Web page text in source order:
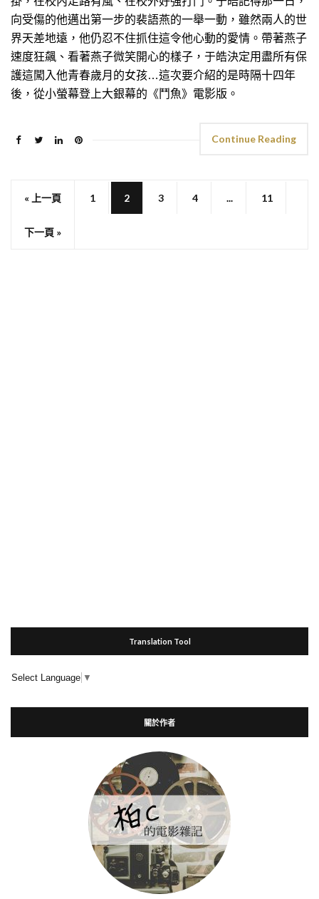
向受傷的他邁出第一步的裴語燕的一舉一動，雖然兩人的世
界天差地遠，他仍忍不住抓住這令他心動的愛情。帶著燕子
速度狂飆、看著燕子微笑開心的樣子，于皓決定用盡所有保
護這闖入他青春歲月的女孩…這次要介紹的是時隔十四年
後，從小螢幕登上大銀幕的《鬥魚》電影版。
Continue Reading
« 上一頁 1 2 3 4 ... 11
下一頁 »
Translation Tool
Select Language ▼
關於作者